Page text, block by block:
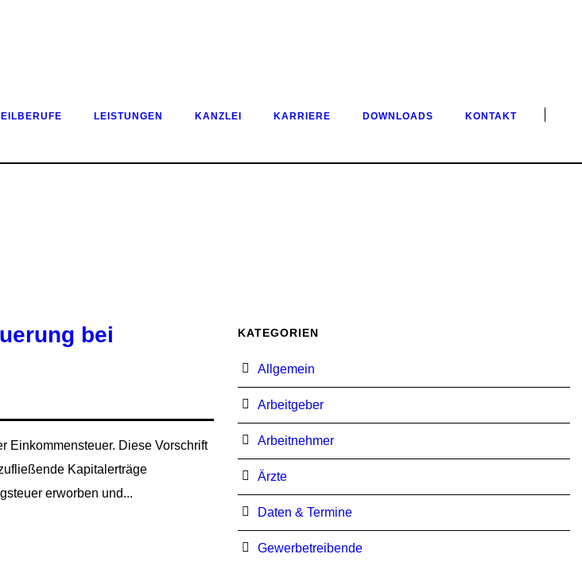
LEISTUNGEN KANZLEI KARRIERE DOWNLOADS KONTAKT
bei
Einkommensteuer. Diese Vorschrift
Kapitalerträge
erworben und...
KATEGORIEN
Allgemein
Arbeitgeber
Arbeitnehmer
Ärzte
Daten & Termine
Gewerbetreibende